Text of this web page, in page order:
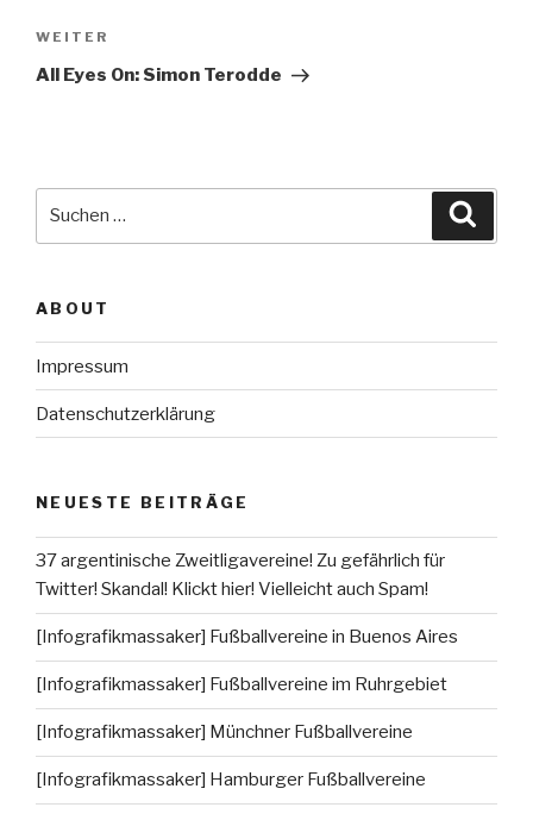
Nächster
Beitrag
WEITER
All Eyes On: Simon Terodde
ABOUT
Impressum
Datenschutzerklärung
NEUESTE BEITRÄGE
37 argentinische Zweitligavereine! Zu gefährlich für
Twitter! Skandal! Klickt hier! Vielleicht auch Spam!
[Infografikmassaker] Fußballvereine in Buenos Aires
[Infografikmassaker] Fußballvereine im Ruhrgebiet
[Infografikmassaker] Münchner Fußballvereine
[Infografikmassaker] Hamburger Fußballvereine